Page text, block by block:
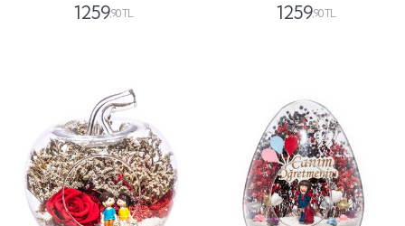
1259,90 TL 1259,90 TL